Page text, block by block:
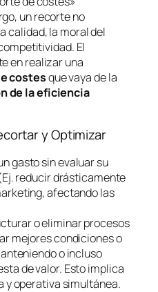
un recorte no
calidad, la moral del
El
en realizar una
costesque vaya de la
de la eficiencia
y Optimizar
gasto sin evaluar su
reducir drásticamente
afectando las
o eliminar procesos
mejores condiciones o
o incluso
de valor. Esto implica
y operativa simultánea.